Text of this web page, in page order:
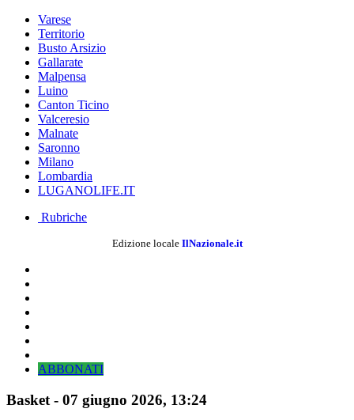
Varese
Territorio
Busto Arsizio
Gallarate
Malpensa
Luino
Canton Ticino
Valceresio
Malnate
Saronno
Milano
Lombardia
LUGANOLIFE.IT
Rubriche
Edizione locale IlNazionale.it
ABBONATI
Basket - 07 giugno 2026, 13:24